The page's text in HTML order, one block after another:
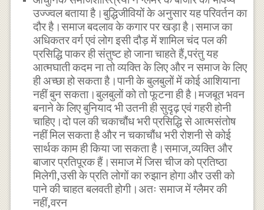
उज्ज्वल बताया है।बुद्धिजीवियों के अनुसार यह परिवर्तन का
दौर है।समाज बदलाव के कगार पर खड़ा है।समाज का
अधिकतर वर्ग एवं लोग इसी दौड़ में शामिल चंद पल की
प्रसिद्धि पाकर ही संतुष्ट हो जाना चाहते हैं,परंतु यह
आत्मघाती कदम ना तो व्यक्ति के लिए और न समाज के लिए
ही अच्छा हो सकता है।पानी के बुलबुलों में कोई आशियाना
नहीं बुन सकता।बुलबुलों को तो फूटना ही है।मजबूत भवन
बनाने के लिए बुनियाद भी उतनी ही सुदृढ़ एवं गहरी होनी
चाहिए।दो पल की चकाचौंध भरी प्रसिद्धि से आत्मसंतोष
नहीं मिल सकता है और न चकाचौंध भरी रोशनी से कोई
सार्थक काम ही किया जा सकता है।समाज,व्यक्ति और
बाजार प्रतिपूरक हैं।समाज में जिस चीज को प्रतिष्ठा
मिलेगी,उसी के प्रति लोगों का रुझान होगा और उसी को
पाने की चाहत बलवती होगी।अतः समाज में ग्लैमर की
नहीं,वरन